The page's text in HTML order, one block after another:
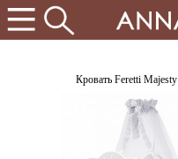
Кровать Feretti Majesty